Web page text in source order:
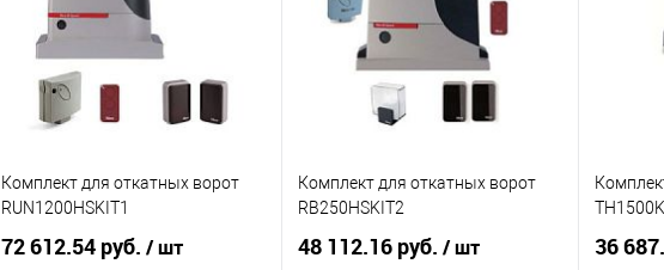
В избранное
В избранное
Под заказ
В
Комплект для откатных ворот
RUN1200HSKIT1
72 612.54 руб. / шт
Комплект для откатных ворот
RB250HSKIT2
48 112.16 руб. / шт 36